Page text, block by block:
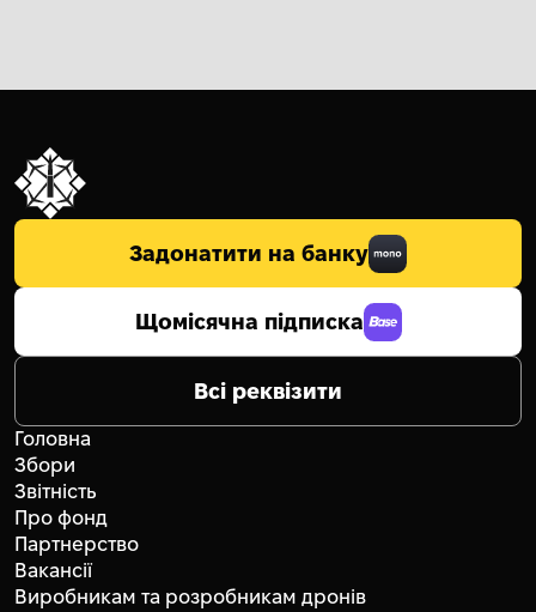
Задонатити на банку
Щомісячна підписка
Всі реквізити
Головна
Збори
Звітність
Про фонд
Партнерство
Вакансії
Виробникам та розробникам дронів